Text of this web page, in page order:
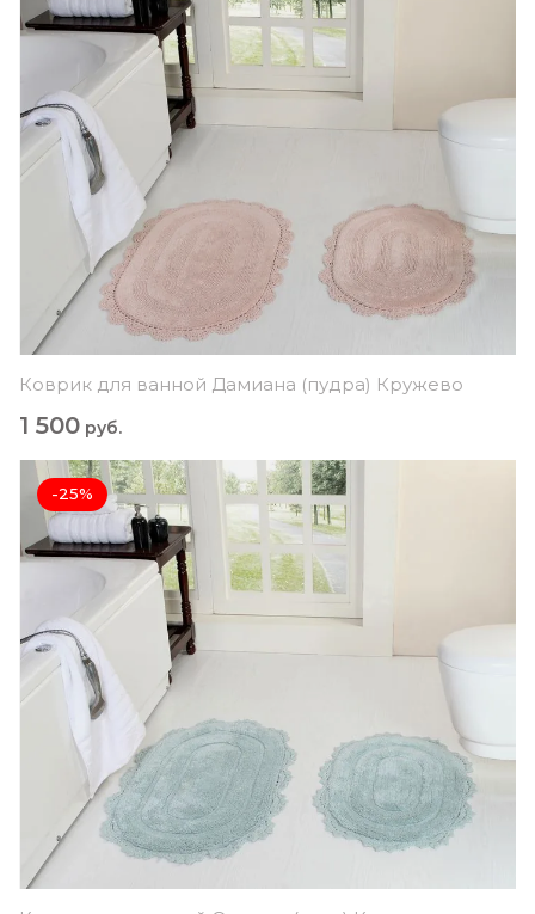
Коврик для ванной Дамиана (пудра) Кружево
1 500 руб.
-25%